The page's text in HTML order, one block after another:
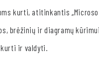
kurti, atitinkantis
brėžinių ir diagramų
kurti ir valdyti.